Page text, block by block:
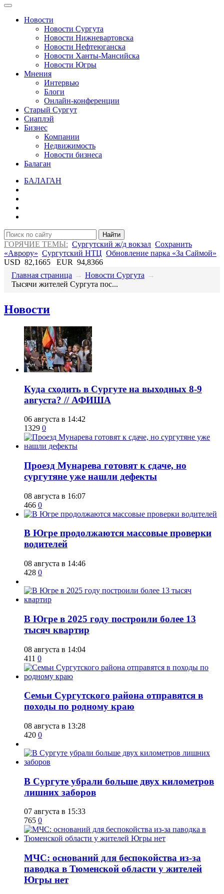
Новости
Новости Сургута
Новости Нижневартовска
Новости Нефтеюганска
Новости Ханты-Мансийска
Новости Югры
Мнения
Интервью
Блоги
Онлайн-конференции
Старый Сургут
Сиаплэй
Бизнес
Компании
Недвижимость
Новости бизнеса
Балаган
БАЛАГАН
Найти
ГОРЯЧИЕ ТЕМЫ: Сургутский ж/д вокзал Сохранить
«Аврору» Сургутский НТЦ Обновление парка «За Саймой»
USD 82,1665 EUR 94,8366
Главная страница → Новости Сургута →
Тысячи жителей Сургута пос...
Новости
​Куда сходить в Сургуте на выходных 8-9
августа? // АФИША
06 августа в 14:42
1329 0
​Проезд Мунарева готовят к сдаче, но
сургутяне уже нашли дефекты
08 августа в 16:07
466 0
​В Югре продолжаются массовые проверки
водителей
08 августа в 14:46
428 0
​В Югре в 2025 году построили более 13
тысяч квартир
08 августа в 14:04
411 0
​Семьи Сургутского района отправятся в
походы по родному краю
08 августа в 13:28
420 0
​В Сургуте убрали больше двух километров
лишних заборов
07 августа в 15:33
765 0
​МЧС: оснований для беспокойства из-за
паводка в Тюменской области у жителей
Югры нет